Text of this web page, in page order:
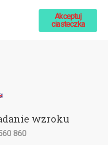
wzroku
860
Akceptuj
ciasteczka